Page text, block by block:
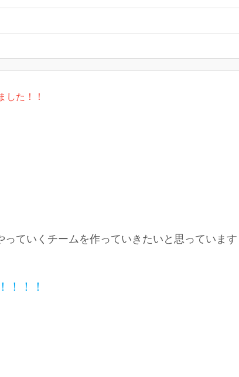
した！！
ていくチームを作っていきたいと思っています
！！！